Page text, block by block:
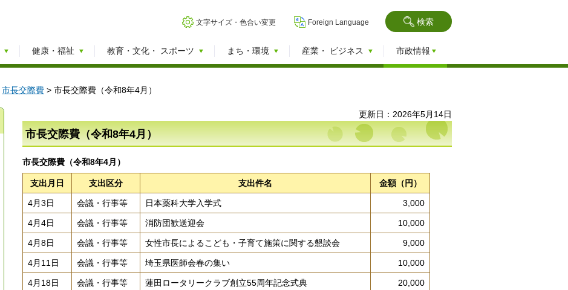
文字サイズ・色合い変更 Foreign Language 検索
健康・福祉 教育・文化・ スポーツ まち・環境 産業・ ビジネス 市政情報
市長交際費 > 市長交際費（令和8年4月）
更新日：2026年5月14日
市長交際費（令和8年4月）
市長交際費（令和8年4月）
支出月日 支出区分 支出件名 金額（円）
4月3日 会議・行事等 日本薬科大学入学式 3,000
4月4日 会議・行事等 消防団歓送迎会 10,000
4月8日 会議・行事等 女性市長によるこども・子育て施策に関する懇談会 9,000
4月11日 会議・行事等 埼玉県医師会春の集い 10,000
4月18日 会議・行事等 蓮田ロータリークラブ創立55周年記念式典 20,000